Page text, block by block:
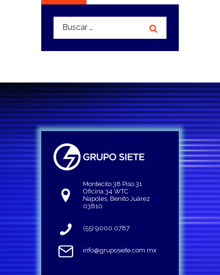
Buscar:
Montecito 38 Piso 31
Oficina 34 WTC
Napoles, Benito Juárez
03810
(55) 9000 0787
info@gruposiete.com.mx